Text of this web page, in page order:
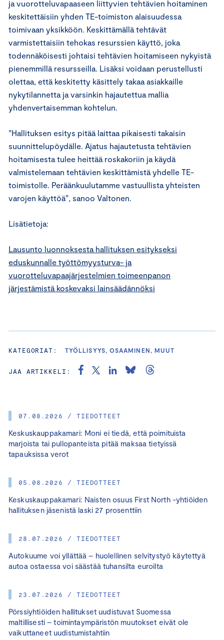
07.08.2026 / TIEDOTTEET
Keskuskauppakamari: Moni ei tiedä, että poimituista
marjoista tai pullopanteista pitää maksaa tietyissä
tapauksissa verot
05.08.2026 / TIEDOTTEET
Keskuskauppakamari: Naisten osuus First North -yhtiöiden
hallituksen jäsenistä laski 27 prosenttiin
28.07.2026 / TIEDOTTEET
Autokuume voi yllättää – huolellinen selvitystyö käytettyä
autoa ostaessa voi säästää tuhansilta euroilta
23.07.2026 / TIEDOTTEET
Pörssiyhtiöiden hallitukset uudistuvat Suomessa
maltillisesti – toimintaympäristön muutokset eivät ole
vaikuttaneet uudistumistahtiin
ja vuorotteluvapaaseen liittyvien tehtävien hoitaminen
keskitettäisiin yhden TE-toimiston alaisuudessa
toimivaan yksikköön. Keskittämällä tehtävät
varmistettaisiin tehokas resurssien käyttö, joka
todennäköisesti johtaisi tehtävien hoitamiseen nykyistä
pienemmillä resursseilla. Lisäksi voidaan perustellusti
olettaa, että keskitetty käsittely takaa asiakkaille
nykytilannetta ja varsinkin hajautettua mallia
yhdenvertaisemman kohtelun.
”Hallituksen esitys pitää laittaa pikaisesti takaisin
suunnittelupöydälle. Ajatus hajautetusta tehtävien
hoitamisesta tulee heittää roskakoriin ja käydä
valmistelemaan tehtävien keskittämistä yhdelle TE-
toimistolle. Peräänkuulutamme vastuullista yhteisten
varojen käyttöä”, sanoo Valtonen.
Lisätietoja:
Lausunto luonnoksesta hallituksen esitykseksi
eduskunnalle työttömyysturva- ja
vuorotteluvapaajärjestelmien toimeenpanon
järjestämistä koskevaksi lainsäädännöksi
KATEGORIAT: TYÖLLISYYS, OSAAMINEN, MUUT
JAA ARTIKKELI: